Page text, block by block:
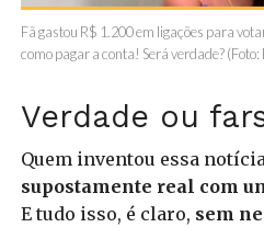
Fã gastou R$ 1.200 em ligações para
como pagar a conta! Será verdade?
Verdade ou
Quem inventou essa notícia
supostamente real com
E tudo isso, é claro, sem